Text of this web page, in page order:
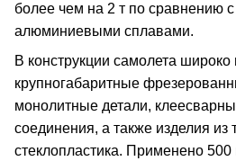
более чем на 2 т по сравнению
алюминиевыми сплавами.
В конструкции самолета
крупногабаритные
монолитные детали,
соединения, а также изделия из
стеклопластика. Применено 500